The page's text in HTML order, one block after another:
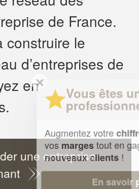
de France.
construire le
d’entreprises de
en
une entreprise
Vous êtes un
professionnel ?
votrechiffre d'affaireset
tout en gagnant de
clients!
En savoir plus